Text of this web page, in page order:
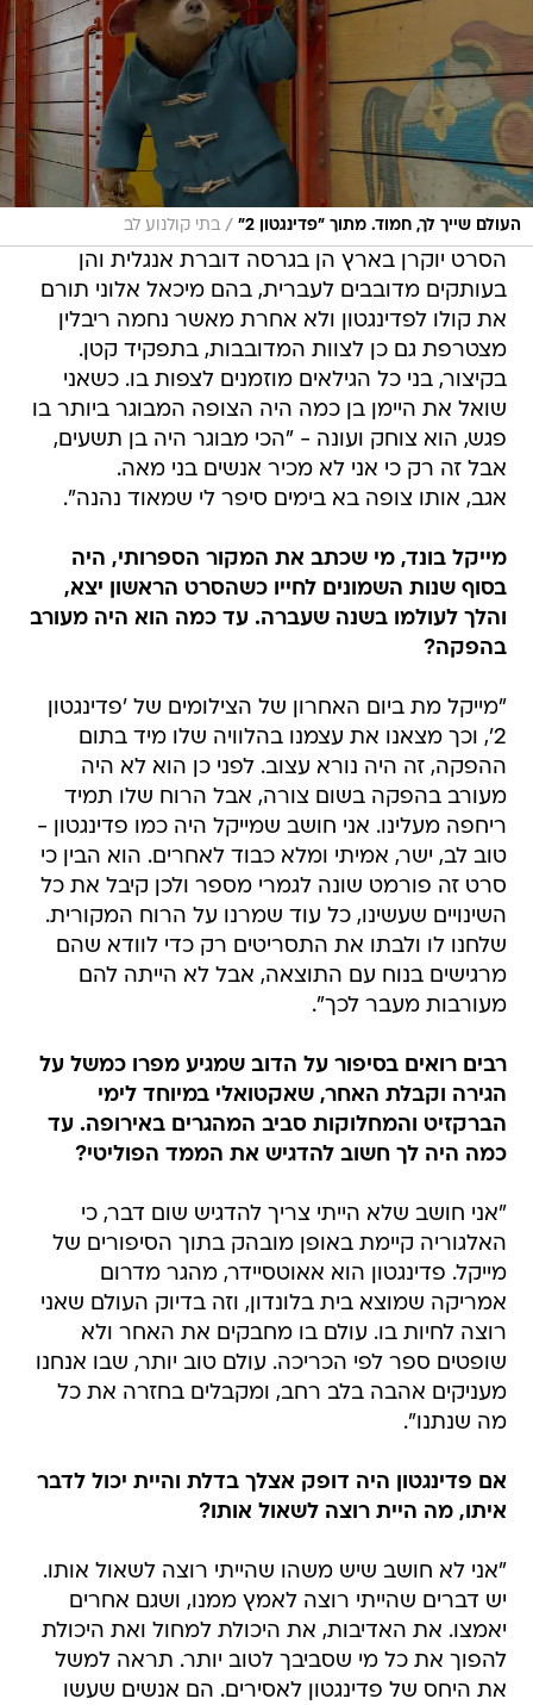
העולם שייך לך, חמוד. מתוך "פדינגטון 2" / בתי קולנוע לב
הסרט יוקרן בארץ הן בגרסה דוברת אנגלית והן
בעותקים מדובבים לעברית, בהם מיכאל אלוני תורם
את קולו לפדינגטון ולא אחרת מאשר נחמה ריבלין
מצטרפת גם כן לצוות המדובבות, בתפקיד קטן.
בקיצור, בני כל הגילאים מוזמנים לצפות בו. כשאני
שואל את היימן בן כמה היה הצופה המבוגר ביותר בו
פגש, הוא צוחק ועונה - "הכי מבוגר היה בן תשעים,
אבל זה רק כי אני לא מכיר אנשים בני מאה.
אגב, אותו צופה בא בימים סיפר לי שמאוד נהנה".
מייקל בונד, מי שכתב את המקור הספרותי, היה
בסוף שנות השמונים לחייו כשהסרט הראשון יצא,
והלך לעולמו בשנה שעברה. עד כמה הוא היה מעורב
בהפקה?
"מייקל מת ביום האחרון של הצילומים של 'פדינגטון
2', וכך מצאנו את עצמנו בהלוויה שלו מיד בתום
ההפקה, זה היה נורא עצוב. לפני כן הוא לא היה
מעורב בהפקה בשום צורה, אבל הרוח שלו תמיד
ריחפה מעלינו. אני חושב שמייקל היה כמו פדינגטון -
טוב לב, ישר, אמיתי ומלא כבוד לאחרים. הוא הבין כי
סרט זה פורמט שונה לגמרי מספר ולכן קיבל את כל
השינויים שעשינו, כל עוד שמרנו על הרוח המקורית.
שלחנו לו ולבתו את התסריטים רק כדי לוודא שהם
מרגישים בנוח עם התוצאה, אבל לא הייתה להם
מעורבות מעבר לכך".
רבים רואים בסיפור על הדוב שמגיע מפרו כמשל על
הגירה וקבלת האחר, שאקטואלי במיוחד לימי
הברקזיט והמחלוקות סביב המהגרים באירופה. עד
כמה היה לך חשוב להדגיש את הממד הפוליטי?
"אני חושב שלא הייתי צריך להדגיש שום דבר, כי
האלגוריה קיימת באופן מובהק בתוך הסיפורים של
מייקל. פדינגטון הוא אאוטסיידר, מהגר מדרום
אמריקה שמוצא בית בלונדון, וזה בדיוק העולם שאני
רוצה לחיות בו. עולם בו מחבקים את האחר ולא
שופטים ספר לפי הכריכה. עולם טוב יותר, שבו אנחנו
מעניקים אהבה בלב רחב, ומקבלים בחזרה את כל
מה שנתנו".
אם פדינגטון היה דופק אצלך בדלת והיית יכול לדבר
איתו, מה היית רוצה לשאול אותו?
"אני לא חושב שיש משהו שהייתי רוצה לשאול אותו.
יש דברים שהייתי רוצה לאמץ ממנו, ושגם אחרים
יאמצו. את האדיבות, את היכולת למחול ואת היכולת
להפוך את כל מי שסביבך לטוב יותר. תראה למשל
את היחס של פדינגטון לאסירים. הם אנשים שעשו